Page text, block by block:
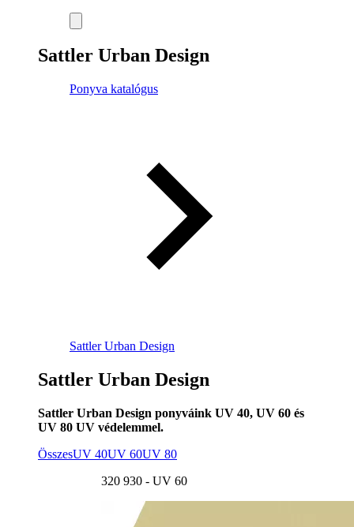
Sattler Urban Design
Ponyva katalógus
Sattler Urban Design
Sattler Urban Design
Sattler Urban Design ponyváink UV 40, UV 60 és
UV 80 UV védelemmel.
ÖsszesUV 40UV 60UV 80
320 930 - UV 60